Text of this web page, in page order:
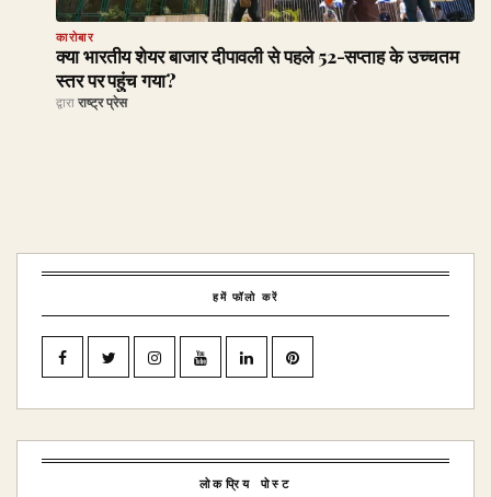
कारोबार
क्या भारतीय शेयर बाजार दीपावली से पहले 52-सप्ताह के उच्चतम
स्तर पर पहुंच गया?
द्वारा राष्ट्र प्रेस
हमें फॉलो करें
लोकप्रिय पोस्ट